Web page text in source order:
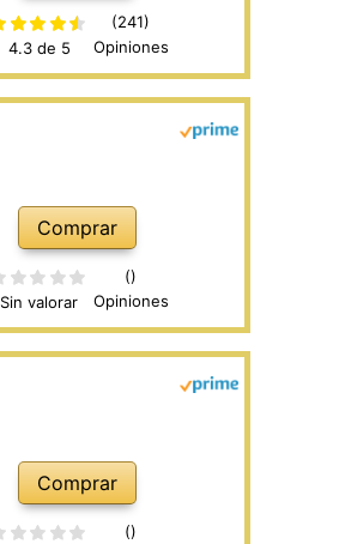
4.3 de 5
(241)
Opiniones
Comprar
Sin valorar
()
Opiniones
Comprar
()